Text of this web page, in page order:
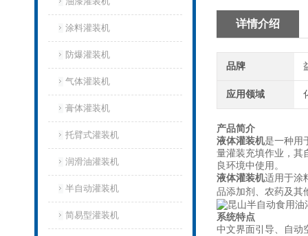
涂料灌装机
防爆灌装机
气体灌装机
膏体灌装机
托臂式灌装机
润滑油灌装机
半自动灌装机
简易型灌装机
详情介绍
品牌
应用领域
产品简介
液体灌装机是一种用
量灌装充填作业，其
良环境中使用。
液体灌装机适用于涂
品添加剂、农药及其
系统特点
中文界面引导、自动